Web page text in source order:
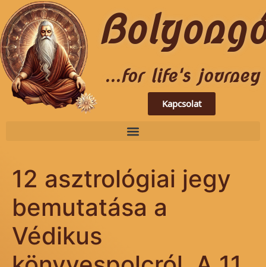
...for life's journey
Kapcsolat
12 asztrológiai jegy
bemutatása a
Védikus